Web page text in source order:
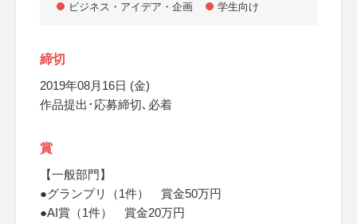
ビジネス・アイデア・企画 学生向け
締切
2019年08月16日 (金)
作品提出･応募締切､必着
賞
【一般部門】
●グランプリ（1件） 賞金50万円
●AI賞（1件） 賞金20万円